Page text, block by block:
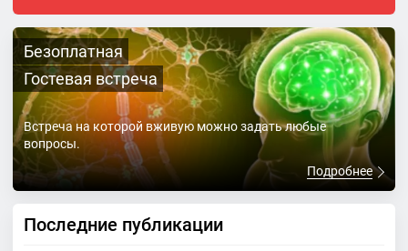
Безоплатная
Гостевая встреча
Встреча на которой вживую можно задать любые
вопросы.
Подробнее
Последние публикации